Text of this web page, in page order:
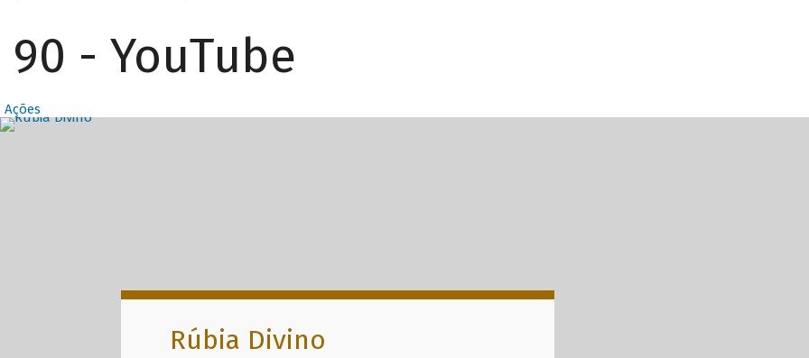
90 - YouTube
Ações
Destaques Principais com
Rúbia Divino